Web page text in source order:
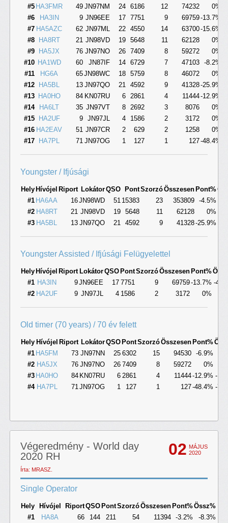
#5 HA3FMR 49 JN97NM 24 6186 12 74232
0%
#6
HA3IN 9 JN96EE 17 7751 9 69759-13.7%
#7 HA5AZC 62 JN97ML 22 4550 14 63700-15.6%
#8
HA8RT 21 JN98VD 19 5648 11 62128
0%
#9
HA5JX 76 JN97NO 26 7409 8 59272
0%
#10 HA1WD 60 JN87IF 14 6729 7 47103 -8.2%
#11
HG6A 65JN98WC 18 5759 8 46072
0%
#12
HA5BL 13 JN97QO 21 4592 9 41328-25.9%
#13 HA0HO 84 KN07RU 6 2861 4 11444-12.9%
#14
HA6LT 35 JN97VT 8 2692 3 8076
0%
#15
HA2UF 9 JN97JL 4 1586 2 3172
0%
#16 HA2EAV 51 JN97CR 2 629 2 1258
0%
#17
HA7PL 71 JN97OG 1 127 1 127-48.4%
Youngster / Ifjúsági
Hely Hívójel Riport LokátorQSO PontSzorzóÖsszesen Pont%
#1 HA6AA 16JN98WD 51 15383 23 353809 -4.5%
#2 HA8RT 21 JN98VD 19 5648 11 62128
0%
#3 HA5BL 13 JN97QO 21 4592 9 41328-25.9%
Youngster Assisted / Ifjúsági Felügyelettel
Hely Hívójel Riport LokátorQSO PontSzorzóÖsszesen Pont%
#1 HA3IN 9JN96EE 17 7751 9 69759-13.7% -
#2 HA2UF 9 JN97JL 4 1586 2 3172 0%
Old timer (70 years) / 70 év felett
Hely Hívójel Riport LokátorQSO PontSzorzóÖsszesen Pont%
#1 HA5FM 73 JN97NN 25 6302 15 94530 -6.9%
#2 HA5JX 76 JN97NO 26 7409 8 59272 0%
#3 HA0HO 84 KN07RU 6 2861 4 11444-12.9% -
#4 HA7PL 71JN97OG 1 127 1 127-48.4% -
02 MÁJUS
2020
Végeredmény - World day
2020 RH
Írta: MRASZ.
Single Operator
Hely Hívójel RiportQSO PontSzorzóÖsszesen Pont%Össz%
#1
HA8A 66 144 211 54 11394 -3.2% -8.3%